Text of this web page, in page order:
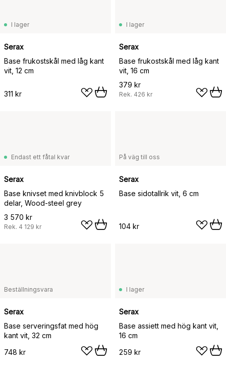
I lager
Serax
Base frukostskål med låg kant
vit, 12 cm
311 kr
I lager
Serax
Base frukostskål med låg kant
vit, 16 cm
379 kr
Rek. 426 kr
Endast ett fåtal kvar
Serax
Base knivset med knivblock 5
delar, Wood-steel grey
3 570 kr
Rek. 4 129 kr
På väg till oss
Serax
Base sidotallrik vit, 6 cm
104 kr
Beställningsvara
Serax
Base serveringsfat med hög
kant vit, 32 cm
748 kr
I lager
Serax
Base assiett med hög kant vit,
16 cm
259 kr